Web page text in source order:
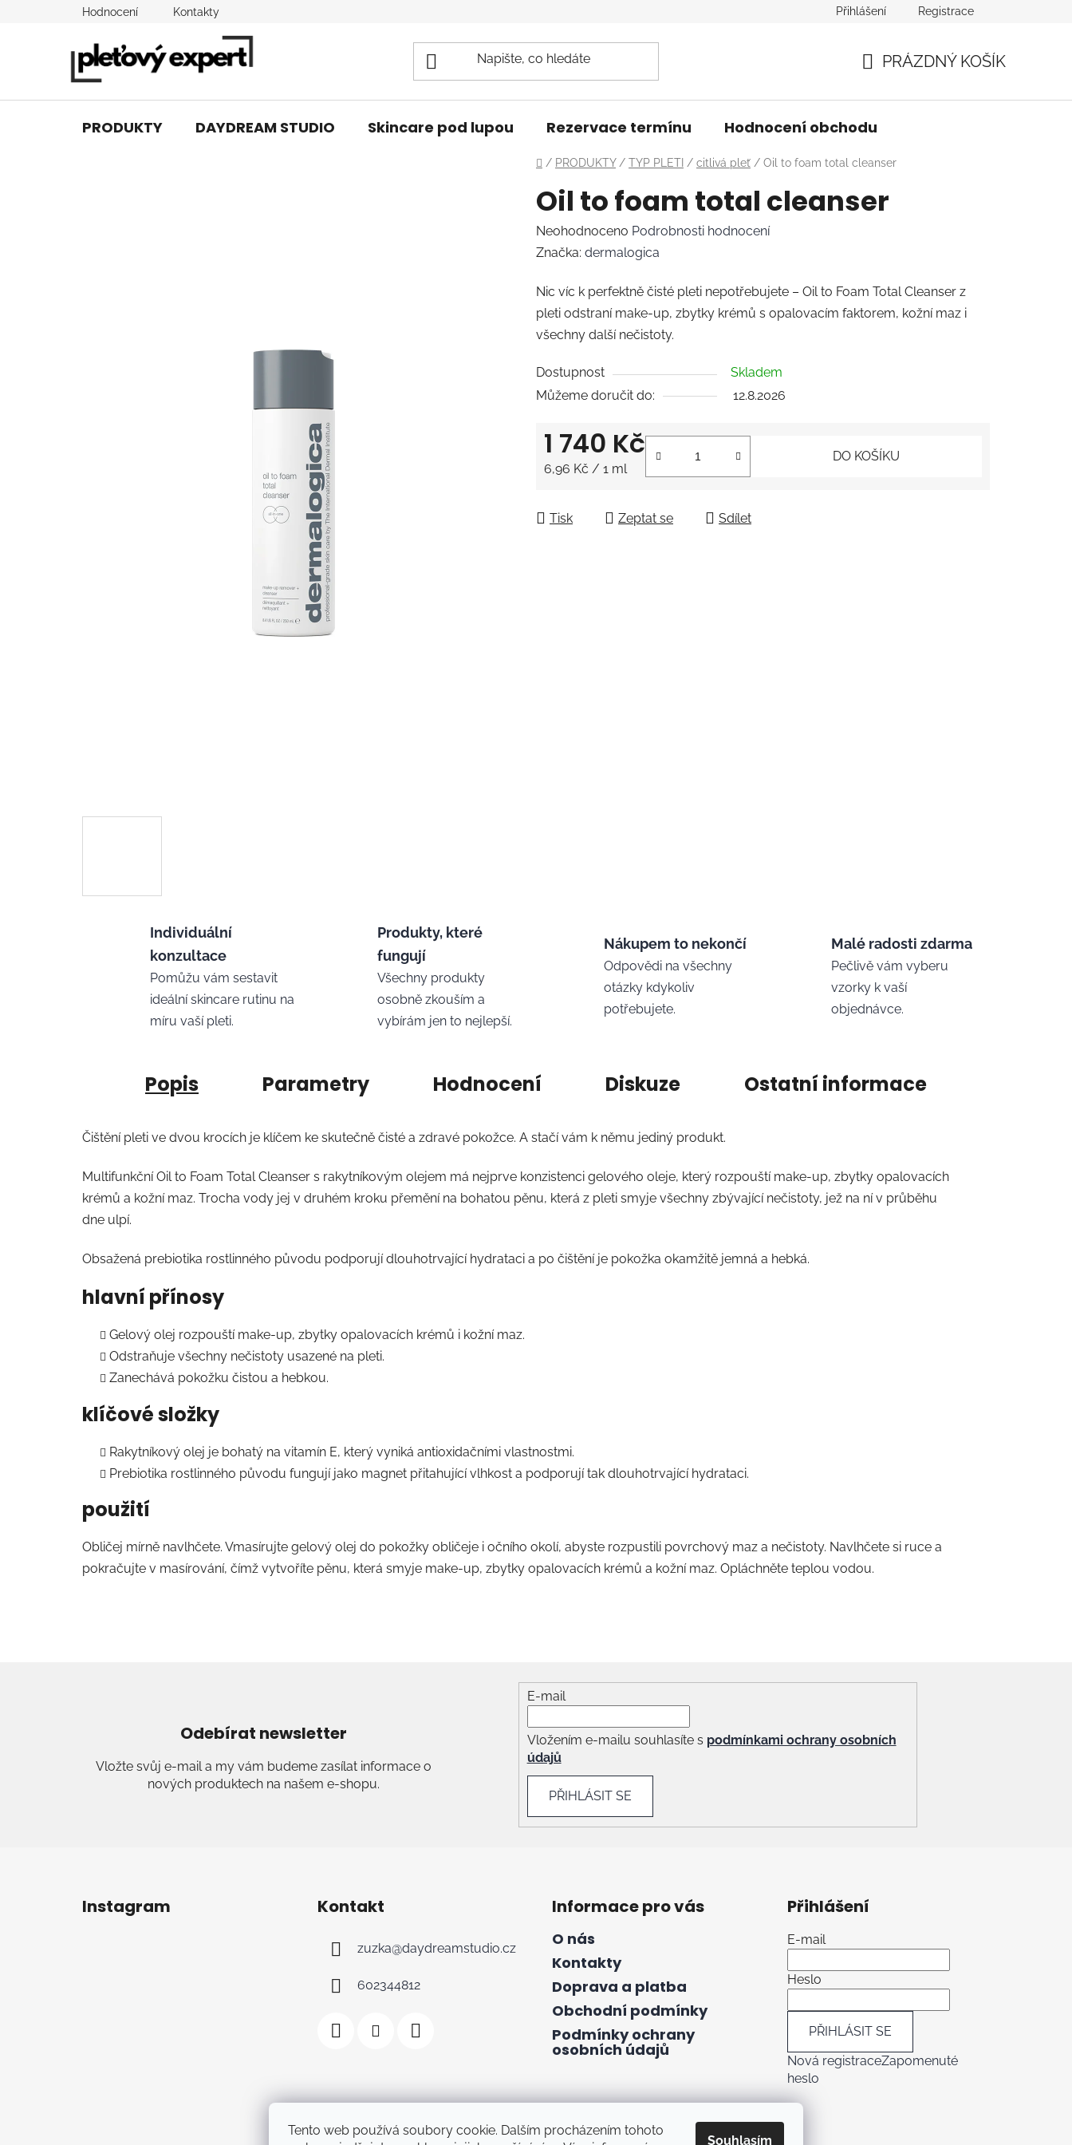
Tento web používá soubory cookie. Dalším procházením tohoto
Souhlasím
Hodnocení Kontakty Přihlášení Registrace
KOŠÍK
PRÁZDNÝ KOŠÍK
PRODUKTY DAYDREAM STUDIO Skincare pod lupou Rezervace termínu Hodnocení obchodu
Domů
/ PRODUKTY / TYP PLETI / citlivá pleť / Oil to foam total cleanser
Oil to foam total cleanser
Průměrné
hodnocení
je
0,0
z
hvězdiček.
Neohodnoceno Podrobnosti hodnocení
Značka: dermalogica
Nic víc k perfektně čisté pleti nepotřebujete – Oil to Foam Total Cleanser z
pleti odstraní make-up, zbytky krémů s opalovacím faktorem, kožní maz i
všechny další nečistoty.
Dostupnost
Skladem
Můžeme doručit do:
12.8.2026
1 740 Kč
Měrná cena:
6,96 Kč / 1 ml
DO KOŠÍKU
Tisk Zeptat se Sdílet
Individuální
konzultace
Pomůžu vám sestavit
ideální skincare rutinu na
míru vaší pleti.
Produkty, které
fungují
Všechny produkty
osobně zkouším a
vybírám jen to nejlepší.
Nákupem to nekončí
Odpovědi na všechny
otázky kdykoliv
potřebujete.
Malé radosti zdarma
Pečlivě vám vyberu
vzorky k vaší
objednávce.
Popis Parametry Hodnocení Diskuze Ostatní informace
Čištění pleti ve dvou krocích je klíčem ke skutečně čisté a zdravé pokožce. A stačí vám k němu jediný produkt.
Multifunkční Oil to Foam Total Cleanser s rakytníkovým olejem má nejprve konzistenci gelového oleje, který rozpouští make-up, zbytky opalovacích
krémů a kožní maz. Trocha vody jej v druhém kroku přemění na bohatou pěnu, která z pleti smyje všechny zbývající nečistoty, jež na ní v průběhu
dne ulpí.
Obsažená prebiotika rostlinného původu podporují dlouhotrvající hydrataci a po čištění je pokožka okamžitě jemná a hebká.
hlavní přínosy
Gelový olej rozpouští make-up, zbytky opalovacích krémů i kožní maz.
Odstraňuje všechny nečistoty usazené na pleti.
Zanechává pokožku čistou a hebkou.
klíčové složky
Rakytníkový olej je bohatý na vitamín E, který vyniká antioxidačními vlastnostmi.
Prebiotika rostlinného původu fungují jako magnet přitahující vlhkost a podporují tak dlouhotrvající hydrataci.
použití
Obličej mírně navlhčete. Vmasírujte gelový olej do pokožky obličeje i očního okolí, abyste rozpustili povrchový maz a nečistoty. Navlhčete si ruce a
pokračujte v masírování, čímž vytvoříte pěnu, která smyje make-up, zbytky opalovacích krémů a kožní maz. Opláchněte teplou vodou.
Odebírat newsletter
Vložte svůj e-mail a my vám budeme zasílat informace o
nových produktech na našem e-shopu.
E-mail
Vložením e-mailu souhlasíte s podmínkami ochrany osobních
údajů
PŘIHLÁSIT SE
Instagram Kontakt
zuzka@daydreamstudio.cz
602344812
Informace pro vás
O nás
Kontakty
Doprava a platba
Obchodní podmínky
Podmínky ochrany
osobních údajů
Přihlášení
E-mail
Heslo
PŘIHLÁSIT SE
Nová registraceZapomenuté
heslo